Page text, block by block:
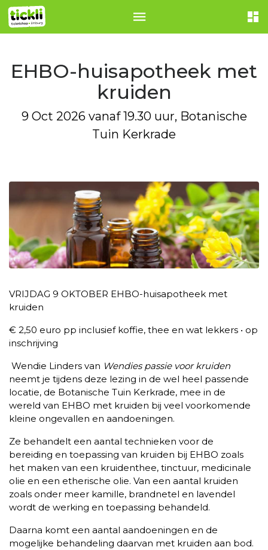
EHBO-huisapotheek met
kruiden
9 Oct 2026 vanaf 19.30 uur, Botanische
Tuin Kerkrade
VRIJDAG 9 OKTOBER EHBO-huisapotheek met
kruiden
€ 2,50 euro pp inclusief koffie, thee en wat lekkers • op
inschrijving
Wendie Linders van Wendies passie voor kruiden
neemt je tijdens deze lezing in de wel heel passende
locatie, de Botanische Tuin Kerkrade, mee in de
wereld van EHBO met kruiden bij veel voorkomende
kleine ongevallen en aandoeningen.
Ze behandelt een aantal technieken voor de
bereiding en toepassing van kruiden bij EHBO zoals
het maken van een kruidenthee, tinctuur, medicinale
olie en een etherische olie. Van een aantal kruiden
zoals onder meer kamille, brandnetel en lavendel
wordt de werking en toepassing behandeld.
Daarna komt een aantal aandoeningen en de
mogelijke behandeling daarvan met kruiden aan bod.